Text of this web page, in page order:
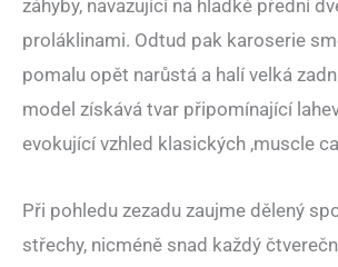
záhyby, navazující na hladké přední
proláklinami. Odtud pak karoserie
pomalu opět narůstá a halí velká
model získává tvar připomínající
evokující vzhled klasických ‚muscle
Při pohledu zezadu zaujme dělený
střechy, nicméně snad každý